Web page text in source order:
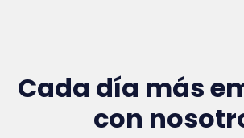
Cada día más
con